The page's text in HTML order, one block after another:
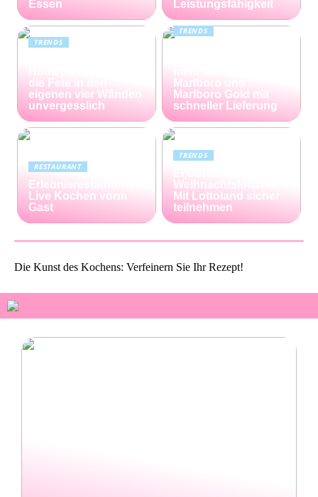
Essen
Leistungsfähigkeit
TRENDS
die Fete in den
eigenen vier Wänden
unvergesslich
TRENDS
Marlboro und
Marlboro Gold mit
schneller Lieferung
RESTAURANT
Erlebnisrestaurants:
Live Kochen vorm
Gast
TRENDS
Weihnachtslotterie:
Mit Lottoland sicher
teilnehmen
Die Kunst des Kochens: Verfeinern Sie Ihr Rezept!